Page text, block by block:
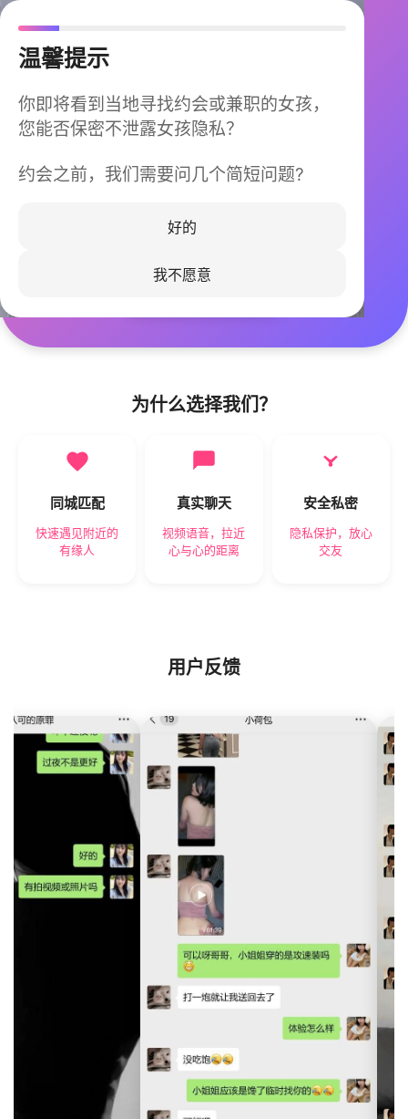
温馨提示
你即将看到当地寻找约会或兼职的女孩，
您能否保密不泄露女孩隐私？
约会之前，我们需要问几个简短问题?
好的
我不愿意
今晚不再孤单
同城快速匹配，马上认识身边的TA
立即下载
为什么选择我们？
同城匹配
快速遇见附近的
有缘人
真实聊天
视频语音，拉近
心与心的距离
安全私密
隐私保护，放心
交友
用户反馈